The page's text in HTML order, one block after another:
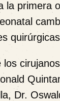
la primera
Dr.